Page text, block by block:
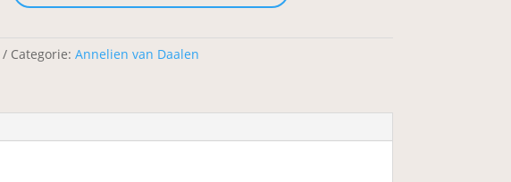
Categorie: Annelien van Daalen